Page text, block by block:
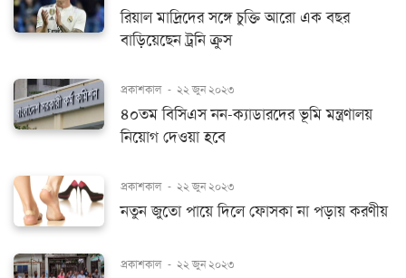
রিয়াল মাদ্রিদের সঙ্গে চুক্তি আরো এক বছর
বাড়িয়েছেন ট্রনি ক্রুস
প্রকাশকাল - ২২ জুন ২০২৩
৪০তম বিসিএস নন-ক্যাডারদের ভূমি মন্ত্রণালয়
নিয়োগ দেওয়া হবে
প্রকাশকাল - ২২ জুন ২০২৩
নতুন জুতো পায়ে দিলে ফোসকা না পড়ায় করণীয়
প্রকাশকাল - ২২ জুন ২০২৩